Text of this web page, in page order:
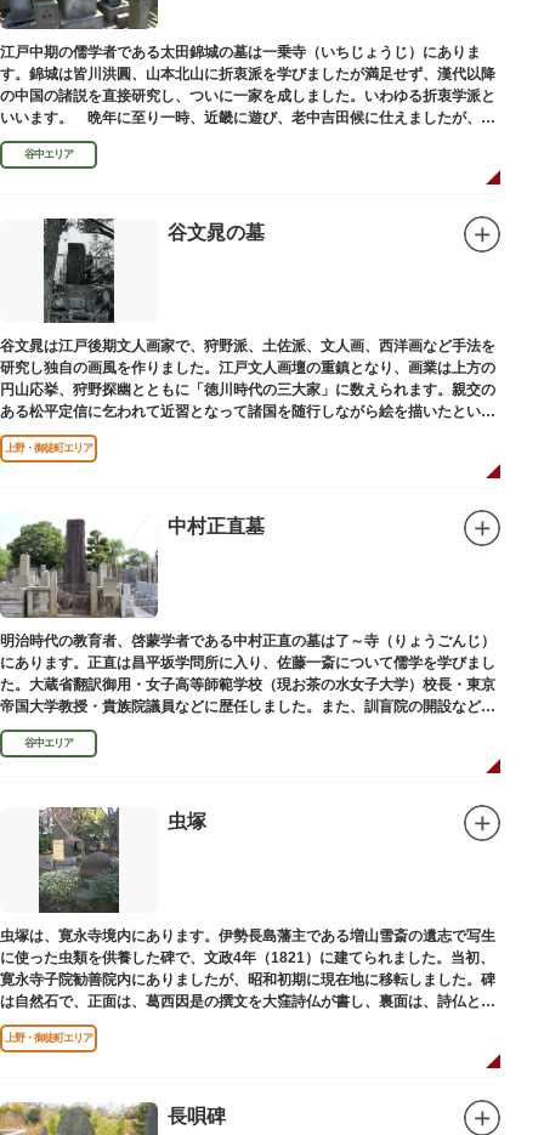
江戸中期の儒学者である太田錦城の墓は一乗寺（いちじょうじ）にありま
す。錦城は皆川洪圓、山本北山に折衷派を学びましたが満足せず、漢代以降
の中国の諸説を直接研究し、ついに一家を成しました。いわゆる折衷学派と
いいます。 晩年に至り一時、近畿に遊び、老中吉田候に仕えましたが、前
田家に賓使としてまぬかれ、三百石を給せられました。
谷中エリア
谷文晁の墓
谷文晁は江戸後期文人画家で、狩野派、土佐派、文人画、西洋画など手法を
研究し独自の画風を作りました。江戸文人画壇の重鎮となり、画業は上方の
円山応挙、狩野探幽とともに「徳川時代の三大家」に数えられます。親交の
ある松平定信に乞われて近習となって諸国を随行しながら絵を描いたといわ
れています。お墓は源空寺（げんくうじ）にあります。
上野・御徒町エリア
中村正直墓
明治時代の教育者、啓蒙学者である中村正直の墓は了～寺（りょうごんじ）
にあります。正直は昌平坂学問所に入り、佐藤一斎について儒学を学びまし
た。大蔵省翻訳御用・女子高等師範学校（現お茶の水女子大学）校長・東京
帝国大学教授・貴族院議員などに歴任しました。また、訓盲院の開設など女
子教育や障害者教育にも力を注ぎました。明治24（1891）病没しました。
谷中エリア
虫塚
虫塚は、寛永寺境内にあります。伊勢長島藩主である増山雪斎の遺志で写生
に使った虫類を供養した碑で、文政4年（1821）に建てられました。当初、
寛永寺子院勧善院内にありましたが、昭和初期に現在地に移転しました。碑
は自然石で、正面は、葛西因是の撰文を大窪詩仏が書し、裏面は、詩仏と菊
池五山の自筆の詩が刻まれています。
上野・御徒町エリア
長唄碑